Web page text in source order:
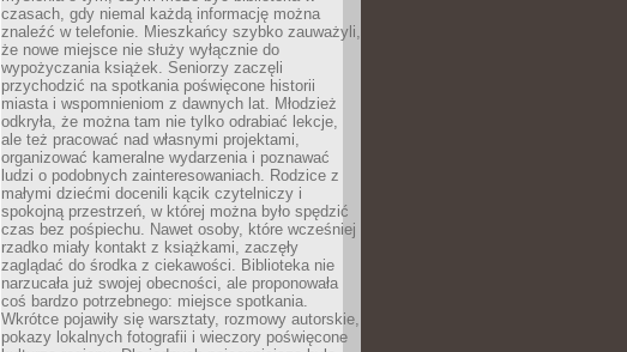
czasach, gdy niemal każdą informację można
znaleźć w telefonie. Mieszkańcy szybko zauważyli,
że nowe miejsce nie służy wyłącznie do
wypożyczania książek. Seniorzy zaczęli
przychodzić na spotkania poświęcone historii
miasta i wspomnieniom z dawnych lat. Młodzież
odkryła, że można tam nie tylko odrabiać lekcje,
ale też pracować nad własnymi projektami,
organizować kameralne wydarzenia i poznawać
ludzi o podobnych zainteresowaniach. Rodzice z
małymi dziećmi docenili kącik czytelniczy i
spokojną przestrzeń, w której można było spędzić
czas bez pośpiechu. Nawet osoby, które wcześniej
rzadko miały kontakt z książkami, zaczęły
zaglądać do środka z ciekawości. Biblioteka nie
narzucała już swojej obecności, ale proponowała
coś bardzo potrzebnego: miejsce spotkania.
Wkrótce pojawiły się warsztaty, rozmowy autorskie,
pokazy lokalnych fotografii i wieczory poświęcone